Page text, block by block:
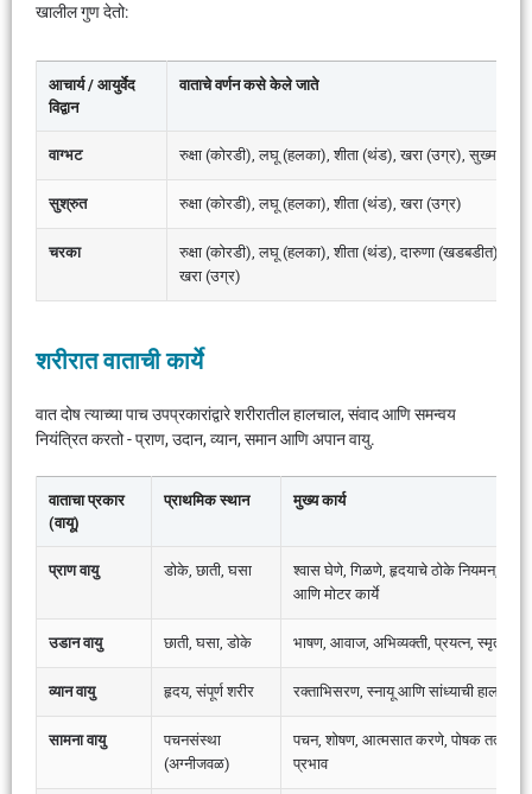
खालील गुण देतो:
आचार्य / आयुर्वेद
विद्वान
वाताचे वर्णन कसे केले जाते
वाग्भट रुक्षा (कोरडी), लघू (हलका), शीता (थंड), खरा (उग्र), सुख्मा
सुश्रुत रुक्षा (कोरडी), लघू (हलका), शीता (थंड), खरा (उग्र)
चरका
रुक्षा (कोरडी), लघू (हलका), शीता (थंड), दारुणा (खडबडीत), चाल
खरा (उग्र)
शरीरात वाताची कार्ये
वात दोष त्याच्या पाच उपप्रकारांद्वारे शरीरातील हालचाल, संवाद आणि समन्वय
नियंत्रित करतो - प्राण, उदान, व्यान, समान आणि अपान वायु.
वाताचा प्रकार
(वायू)
प्राथमिक स्थान मुख्य कार्य
प्राण वायु डोके, छाती, घसा
श्वास घेणे, गिळणे, हृदयाचे ठोके नियमन, संवेदी
आणि मोटर कार्ये
उडान वायु छाती, घसा, डोके भाषण, आवाज, अभिव्यक्ती, प्रयत्न, स्मृती,
व्यान वायु हृदय, संपूर्ण शरीर रक्ताभिसरण, स्नायू आणि सांध्याची हालचाल,
सामना वायु
पचनसंस्था
(अग्नीजवळ)
पचन, शोषण, आत्मसात करणे, पोषक तत्वांचे
प्रभाव